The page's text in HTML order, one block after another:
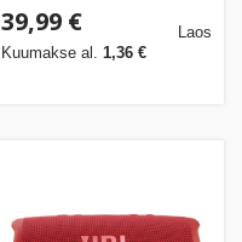
39,99 €
Kuumakse al. 1,36 €
Laos